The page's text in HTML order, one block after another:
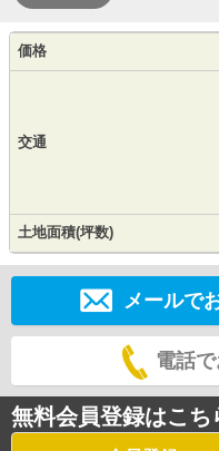
価格
交通
土地面積(坪数)
メールで
電話
無料会員登録はこち